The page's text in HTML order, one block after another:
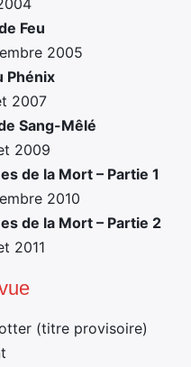
Feu
2005
Phénix
2007
Sang-Mêlé
2009
de la Mort – Partie 1
2010
de la Mort – Partie 2
2011
(titre provisoire)